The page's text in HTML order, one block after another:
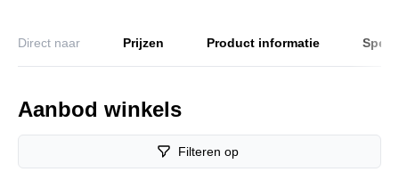
Direct naar Prijzen Product informatie
Aanbod winkels
Filteren op